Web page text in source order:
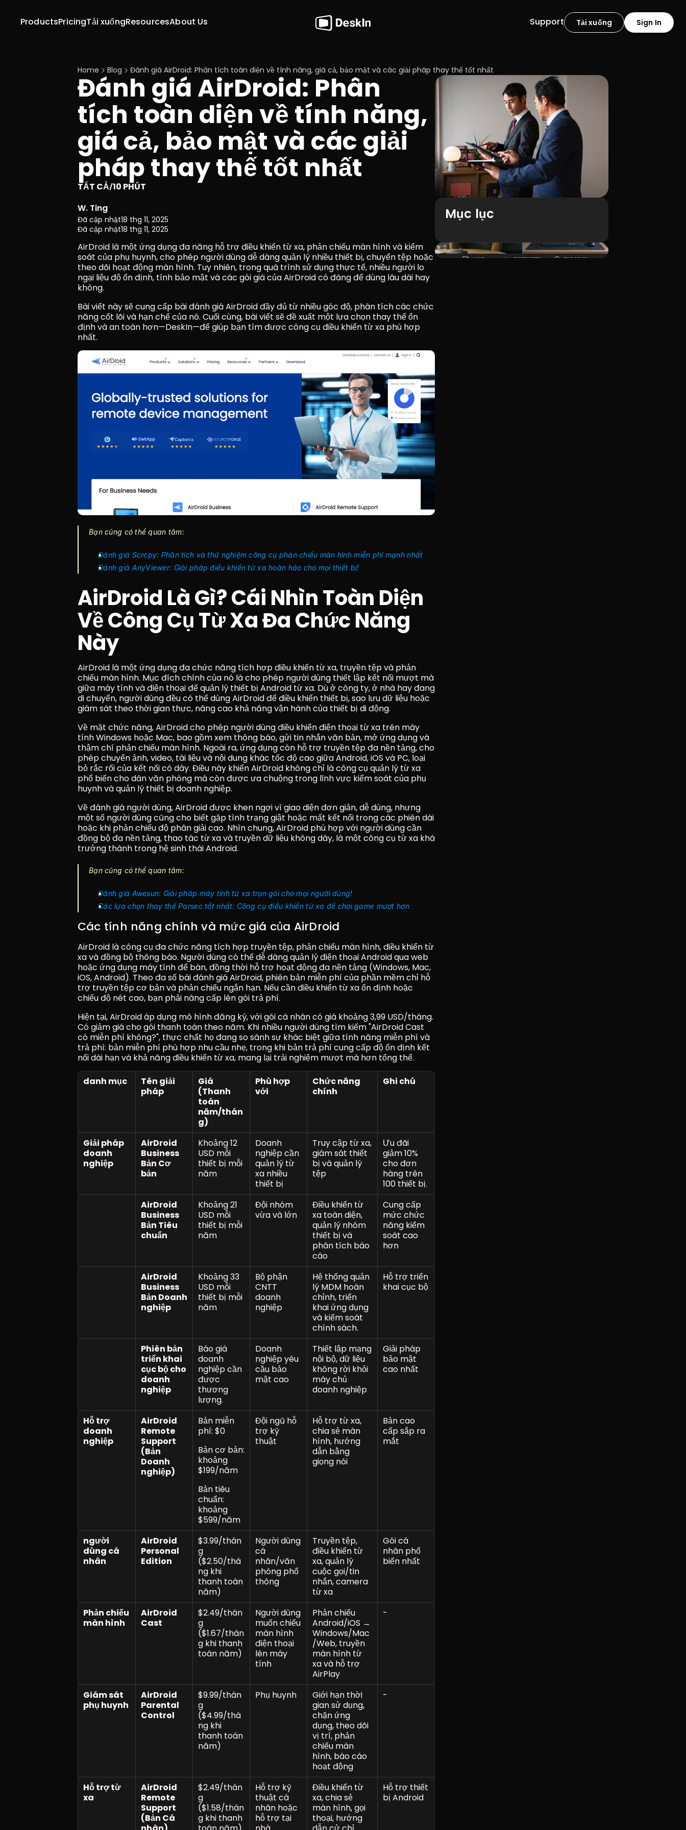
ProductsPricing Resources
Tải xuống About Us Tải xuống Sign In
Support
Home Blog Đánh giá AirDroid: Phân tích toàn diện về tính năng, giá cả, bảo mật và các giải pháp thay thế tốt nhất
Đánh giá AirDroid: Phân
tích toàn diện về tính năng,
giá cả, bảo mật và các giải
pháp thay thế tốt nhất
TẤT CẢ/10 PHÚT
W. Ting
Đã cập nhật18 thg 11, 2025
Đã cập nhật18 thg 11, 2025
AirDroid là một ứng dụng đa năng hỗ trợ điều khiển từ xa, phản chiếu màn hình và kiểm
soát của phụ huynh, cho phép người dùng dễ dàng quản lý nhiều thiết bị, chuyển tệp hoặc
theo dõi hoạt động màn hình. Tuy nhiên, trong quá trình sử dụng thực tế, nhiều người lo
ngại liệu độ ổn định, tính bảo mật và các gói giá của AirDroid có đáng để dùng lâu dài hay
không.
Bài viết này sẽ cung cấp bài đánh giá AirDroid đầy đủ từ nhiều góc độ, phân tích các chức
năng cốt lõi và hạn chế của nó. Cuối cùng, bài viết sẽ đề xuất một lựa chọn thay thế ổn
định và an toàn hơn—DeskIn—để giúp bạn tìm được công cụ điều khiển từ xa phù hợp
nhất.
Bạn cũng có thể quan tâm:
Đánh giá Scrcpy: Phân tích và thử nghiệm công cụ phản chiếu màn hình miễn phí mạnh nhất
Đánh giá AnyViewer: Giải pháp điều khiển từ xa hoàn hảo cho mọi thiết bị!
AirDroid Là Gì? Cái Nhìn Toàn Diện
Về Công Cụ Từ Xa Đa Chức Năng
Này
AirDroid là một ứng dụng đa chức năng tích hợp điều khiển từ xa, truyền tệp và phản
chiếu màn hình. Mục đích chính của nó là cho phép người dùng thiết lập kết nối mượt mà
giữa máy tính và điện thoại để quản lý thiết bị Android từ xa. Dù ở công ty, ở nhà hay đang
di chuyển, người dùng đều có thể dùng AirDroid để điều khiển thiết bị, sao lưu dữ liệu hoặc
giám sát theo thời gian thực, nâng cao khả năng vận hành của thiết bị di động.
Về mặt chức năng, AirDroid cho phép người dùng điều khiển điện thoại từ xa trên máy
tính Windows hoặc Mac, bao gồm xem thông báo, gửi tin nhắn văn bản, mở ứng dụng và
thậm chí phản chiếu màn hình. Ngoài ra, ứng dụng còn hỗ trợ truyền tệp đa nền tảng, cho
phép chuyển ảnh, video, tài liệu và nội dung khác tốc độ cao giữa Android, iOS và PC, loại
bỏ rắc rối của kết nối có dây. Điều này khiến AirDroid không chỉ là công cụ quản lý từ xa
phổ biến cho dân văn phòng mà còn được ưa chuộng trong lĩnh vực kiểm soát của phụ
huynh và quản lý thiết bị doanh nghiệp.
Về đánh giá người dùng, AirDroid được khen ngợi vì giao diện đơn giản, dễ dùng, nhưng
một số người dùng cũng cho biết gặp tình trạng giật hoặc mất kết nối trong các phiên dài
hoặc khi phản chiếu độ phân giải cao. Nhìn chung, AirDroid phù hợp với người dùng cần
đồng bộ đa nền tảng, thao tác từ xa và truyền dữ liệu không dây, là một công cụ từ xa khá
trưởng thành trong hệ sinh thái Android.
Bạn cũng có thể quan tâm:
Đánh giá Awesun: Giải pháp máy tính từ xa trọn gói cho mọi người dùng!
Các lựa chọn thay thế Parsec tốt nhất: Công cụ điều khiển từ xa để chơi game mượt hơn
Các tính năng chính và mức giá của AirDroid
AirDroid là công cụ đa chức năng tích hợp truyền tệp, phản chiếu màn hình, điều khiển từ
xa và đồng bộ thông báo. Người dùng có thể dễ dàng quản lý điện thoại Android qua web
hoặc ứng dụng máy tính để bàn, đồng thời hỗ trợ hoạt động đa nền tảng (Windows, Mac,
iOS, Android). Theo đa số bài đánh giá AirDroid, phiên bản miễn phí của phần mềm chỉ hỗ
trợ truyền tệp cơ bản và phản chiếu ngắn hạn. Nếu cần điều khiển từ xa ổn định hoặc
chiếu độ nét cao, bạn phải nâng cấp lên gói trả phí.
Hiện tại, AirDroid áp dụng mô hình đăng ký, với gói cá nhân có giá khoảng 3,99 USD/tháng.
Có giảm giá cho gói thanh toán theo năm. Khi nhiều người dùng tìm kiếm "AirDroid Cast
có miễn phí không?", thực chất họ đang so sánh sự khác biệt giữa tính năng miễn phí và
trả phí: bản miễn phí phù hợp nhu cầu nhẹ, trong khi bản trả phí cung cấp độ ổn định kết
nối dài hạn và khả năng điều khiển từ xa, mang lại trải nghiệm mượt mà hơn tổng thể.
danh mục
Tên giải
pháp
Giá
(Thanh
toán
năm/thán
g)
Phù hợp
với
Chức năng
chính
Ghi chú
Giải pháp
doanh
nghiệp
AirDroid
Business
Bản Cơ
bản
Khoảng 12
USD mỗi
thiết bị mỗi
năm
Doanh
nghiệp cần
quản lý từ
xa nhiều
thiết bị
Truy cập từ xa,
giám sát thiết
bị và quản lý
tệp
Ưu đãi
giảm 10%
cho đơn
hàng trên
100 thiết bị.
AirDroid
Business
Bản Tiêu
chuẩn
Khoảng 21
USD mỗi
thiết bị mỗi
năm
Đội nhóm
vừa và lớn
Điều khiển từ
xa toàn diện,
quản lý nhóm
thiết bị và
phân tích báo
cáo
Cung cấp
mức chức
năng kiểm
soát cao
hơn
AirDroid
Business
Bản Doanh
nghiệp
Khoảng 33
USD mỗi
thiết bị mỗi
năm
Bộ phận
CNTT
doanh
nghiệp
Hệ thống quản
lý MDM hoàn
chỉnh, triển
khai ứng dụng
và kiểm soát
chính sách.
Hỗ trợ triển
khai cục bộ
Phiên bản
triển khai
cục bộ cho
doanh
nghiệp
Báo giá
doanh
nghiệp cần
được
thương
lượng.
Doanh
nghiệp yêu
cầu bảo
mật cao
Thiết lập mạng
nội bộ, dữ liệu
không rời khỏi
máy chủ
doanh nghiệp
Giải pháp
bảo mật
cao nhất
Hỗ trợ
doanh
nghiệp
AirDroid
Remote
Support
(Bản
Doanh
nghiệp)
Bản miễn
phí: $0
Bản cơ bản:
khoảng
$199/năm
Bản tiêu
chuẩn:
khoảng
$599/năm
Đội ngũ hỗ
trợ kỹ
thuật
Hỗ trợ từ xa,
chia sẻ màn
hình, hướng
dẫn bằng
giọng nói
Bản cao
cấp sắp ra
mắt
người
dùng cá
nhân
AirDroid
Personal
Edition
$3.99/thán
g
($2.50/thá
ng khi
thanh toán
năm)
Người dùng
cá
nhân/văn
phòng phổ
thông
Truyền tệp,
điều khiển từ
xa, quản lý
cuộc gọi/tin
nhắn, camera
từ xa
Gói cá
nhân phổ
biến nhất
Phản chiếu
màn hình
AirDroid
Cast
$2.49/thán
g
($1.67/thán
g khi thanh
toán năm)
Người dùng
muốn chiếu
màn hình
điện thoại
lên máy
tính
Phản chiếu
Android/iOS →
Windows/Mac
/Web, truyền
màn hình từ
xa và hỗ trợ
AirPlay
-
Giám sát
phụ huynh
AirDroid
Parental
Control
$9.99/thán
g
($4.99/thá
ng khi
thanh toán
năm)
Phụ huynh
Giới hạn thời
gian sử dụng,
chặn ứng
dụng, theo dõi
vị trí, phản
chiếu màn
hình, báo cáo
hoạt động
-
Hỗ trợ từ
xa
AirDroid
Remote
Support
(Bản Cá
$2.49/thán
g
($1.58/thán
g khi thanh
Hỗ trợ kỹ
thuật cá
nhân hoặc
hỗ trợ tại
Điều khiển từ
xa, chia sẻ
màn hình, gọi
thoại, hướng
Hỗ trợ thiết
bị Android
Mục lục